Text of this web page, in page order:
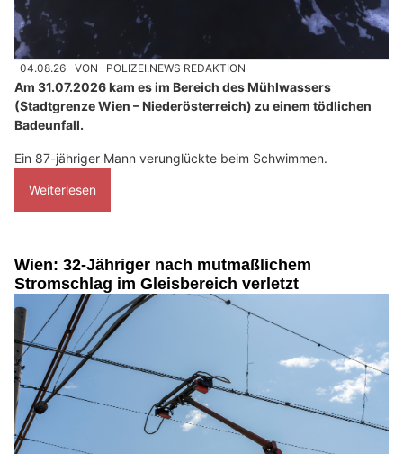
04.08.26 VON POLIZEI.NEWS REDAKTION
Am 31.07.2026 kam es im Bereich des Mühlwassers
(Stadtgrenze Wien – Niederösterreich) zu einem tödlichen
Badeunfall.
Ein 87-jähriger Mann verunglückte beim Schwimmen.
Weiterlesen
Wien: 32-Jähriger nach mutmaßlichem
Stromschlag im Gleisbereich verletzt